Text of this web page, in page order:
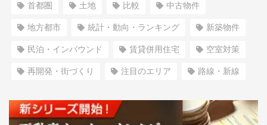
首都圏 土地 比較 中古物件
地方都市 統計・動向・ランキング 新築物件
民泊・インバウンド 賃貸併用住宅 空室対策
再開発・街づくり 注目のエリア 路線・新線